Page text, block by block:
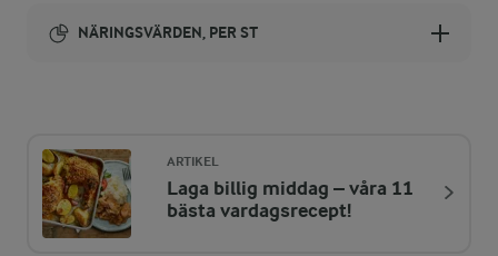
NÄRINGSVÄRDEN, PER ST
ENERGIDISTRIBUTION %
NÄRINGSVÄRDEN PER ST
ARTIKEL
Laga billig middag – våra 11
bästa vardagsrecept!